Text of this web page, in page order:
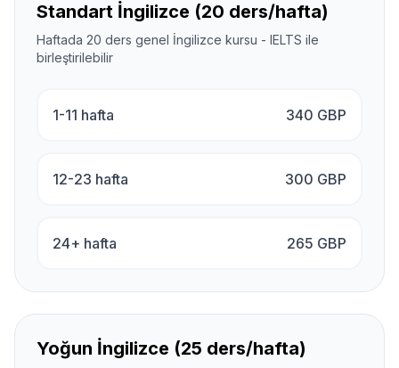
Standart İngilizce (20 ders/hafta)
Haftada 20 ders genel İngilizce kursu - IELTS ile
birleştirilebilir
1-11 hafta 340 GBP
12-23 hafta 300 GBP
24+ hafta 265 GBP
Yoğun İngilizce (25 ders/hafta)